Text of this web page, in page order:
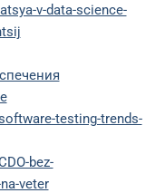
v-data-science-
testing-trends-
bez-
veter